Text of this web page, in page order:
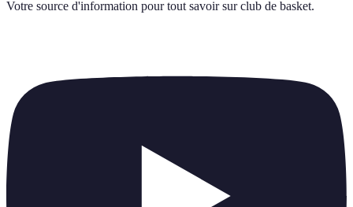
Votre source d'information pour tout savoir sur club de basket.